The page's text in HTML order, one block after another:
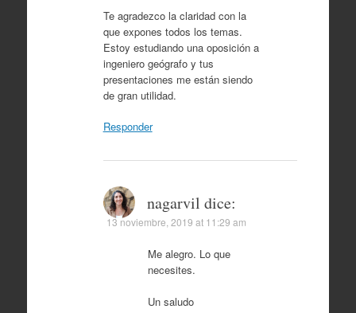
Te agradezco la claridad con la
que expones todos los temas.
Estoy estudiando una oposición a
ingeniero geógrafo y tus
presentaciones me están siendo
de gran utilidad.
Responder
nagarvil dice:
13 noviembre, 2019 at 11:29 am
Me alegro. Lo que
necesites.
Un saludo